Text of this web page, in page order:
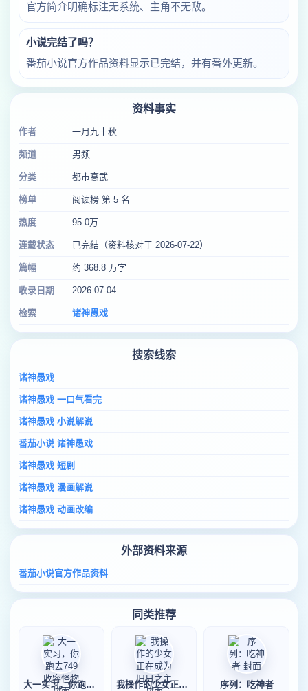
官方简介明确标注无系统、主角不无敌。
小说完结了吗？
番茄小说官方作品资料显示已完结，并有番外更新。
资料事实
作者 一月九十秋
频道 男频
分类 都市高武
榜单 阅读榜 第 5 名
热度 95.0万
连载状态 已完结（资料核对于 2026-07-22）
篇幅 约 368.8 万字
收录日期 2026-07-04
检索 诸神愚戏
搜索线索
诸神愚戏
诸神愚戏 一口气看完
诸神愚戏 小说解说
番茄小说 诸神愚戏
诸神愚戏 短剧
诸神愚戏 漫画解说
诸神愚戏 动画改编
外部资料来源
番茄小说官方作品资料
同类推荐
大一实习，你跑去749收容怪物 我操作的少女正在成为旧日之主 序列：吃神者